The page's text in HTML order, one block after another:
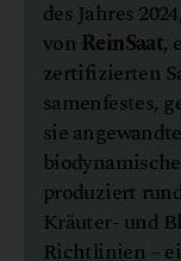
des Jahres
von ReinSaat,
zertifizierten
samenfestes,
sie
produziert
Kräuter- und
Richtlinien –